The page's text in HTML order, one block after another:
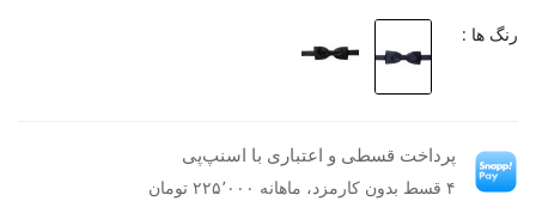
رنگ ها :
پرداخت قسطی و اعتباری با اسنپ‌پی
۴ قسط بدون کارمزد، ماهانه ۲۲۵٬۰۰۰ تومان